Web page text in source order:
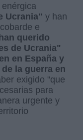
Ucrania" y han
e
querido
de Ucrania"
en España y
la guerra en
exigido "que
para
urgente y